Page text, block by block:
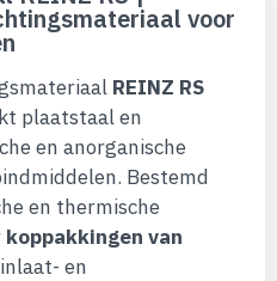
voor
REINZ RS
plaatstaal en
en anorganische
Bestemd
en thermische
koppakkingen van
en